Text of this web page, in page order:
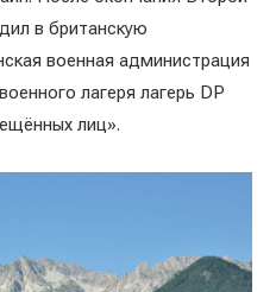
в британскую
военная администрация
лагеря лагерь DP
лиц».